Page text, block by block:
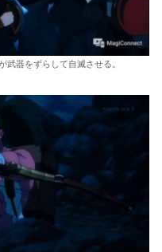
武器をずらして自滅させる。